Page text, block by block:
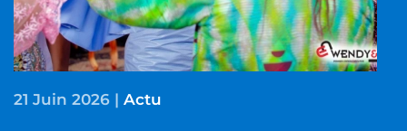
21 Juin 2026 | Actu